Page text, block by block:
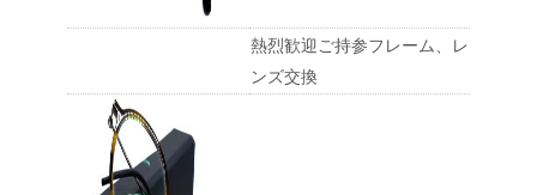
熱烈歓迎ご持参フレーム、レ
ンズ交換